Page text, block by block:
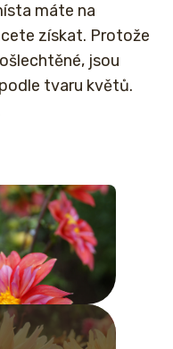
máte na
získat. Protože
jsou
tvaru květů.